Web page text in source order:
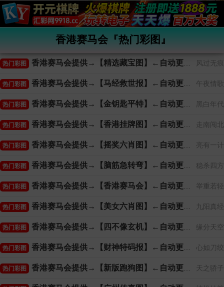
香港赛马会『热门彩图』
风过无痕
热门彩图 香港赛马会提供→【精选藏宝图】←自动更新
午夜情歌
热门彩图 香港赛马会提供→【马经救世报】←自动更新
黑白年代
热门彩图 香港赛马会提供→【金钥匙平特】←自动更新
走南闯北
热门彩图 香港赛马会提供→【香港挂牌图】←自动更新
亮有一计
热门彩图 香港赛马会提供→【摇奖六肖图】←自动更新
稳杀四方
热门彩图 香港赛马会提供→【脑筋急转弯】←自动更新
举重若轻
热门彩图 香港赛马会提供→【香港赛马会】←自动更新
九阳真经
热门彩图 香港赛马会提供→【美女六肖图】←自动更新
缘分天空
热门彩图 香港赛马会提供→【四不像玄机】←自动更新
心如刀绞
热门彩图 香港赛马会提供→【财神特码报】←自动更新
天之骄子
热门彩图 香港赛马会提供→【新版跑狗图】←自动更新